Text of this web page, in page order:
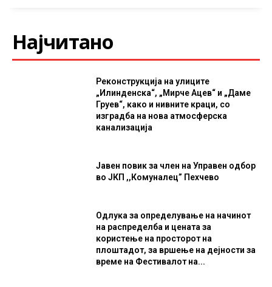
Најчитано
Реконструкција на улиците
„Илинденска“, „Мирче Ацев“ и „Даме
Груев“, како и нивните краци, со
изградба на нова атмосферска
канализација
Јавен повик за член на Управен одбор
во ЈКП ,,Комуналец” Пехчево
Одлука за определување на начинот
на распределба и цената за
користење на просторот на
плоштадот, за вршење на дејности за
време на Фестивалот на...